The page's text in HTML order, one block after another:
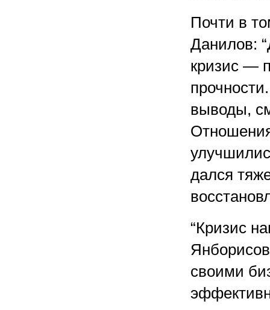
Почти в
Данилов:
кризис —
выводы,
дался
“Кризис
своими